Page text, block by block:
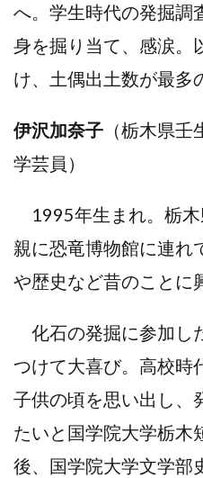
へ。学生時代の発掘調
身を掘り当て、感涙。
け、土偶出土数が最多
伊沢加奈子 （栃木県
学芸員）
1995年生まれ。栃木
親に恐竜博物館に連れ
や歴史など昔のことに
化石の発掘に参加し
つけて大喜び。高校時
子供の頃を思い出し、
たいと国学院大学栃木
後、国学院大学文学部